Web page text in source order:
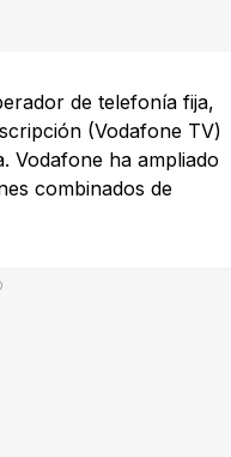
de telefonía fija,
(Vodafone TV)
Vodafone ha ampliado
combinados de